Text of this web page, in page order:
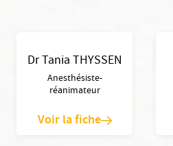
Dr Tania THYSSEN
Anesthésiste-
réanimateur
Voir la fiche